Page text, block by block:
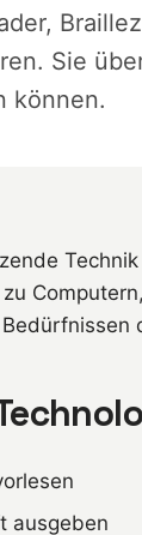
Sie
können.
ausgeben